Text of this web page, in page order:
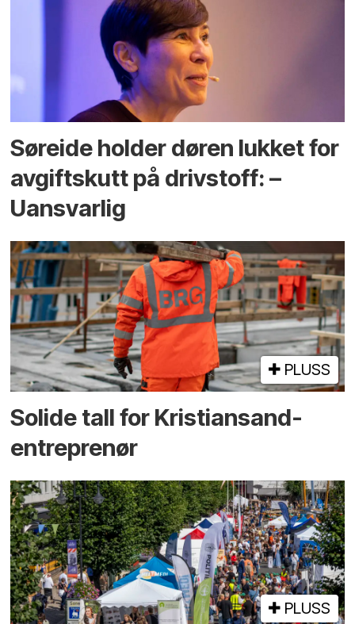
Søreide holder døren lukket for
avgiftskutt på drivstoff: –
Uansvarlig
PLUSS
Solide tall for Kristiansand-
entreprenør
PLUSS